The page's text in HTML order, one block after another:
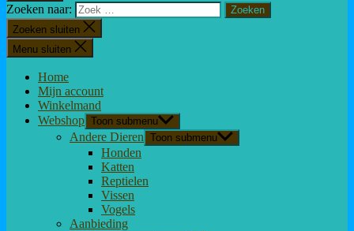
Zoeken naar:
Zoeken sluiten
Menu sluiten
Home
Mijn account
Winkelmand
Webshop Toon submenu
Andere Dieren Toon submenu
Honden
Katten
Reptielen
Vissen
Vogels
Aanbieding